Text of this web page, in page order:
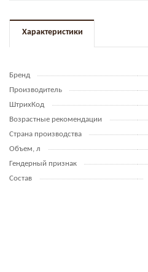
Характеристики
Бренд
Производитель
ШтрихКод
Возрастные рекомендации
Страна производства
Объем, л
Гендерный признак
Состав